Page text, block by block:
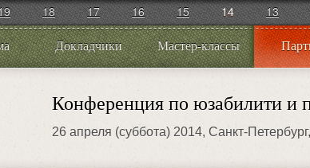
18 17 16 15 14 13
Докладчики Мастер-классы
Конференция по юзабилити и
26 апреля (суббота) 2014, Санкт-